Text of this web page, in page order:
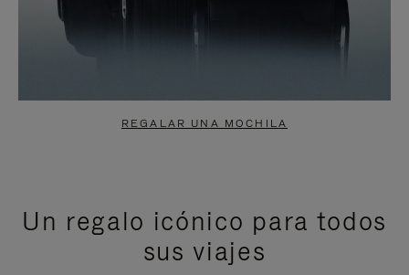
REGALAR UNA MOCHILA
Un regalo icónico para todos
sus viajes